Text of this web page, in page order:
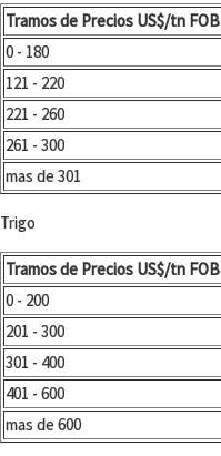
Tramos de Precios US$/tn FOB
0 - 180
121 - 220
221 - 260
261 - 300
mas de 301
Trigo
Tramos de Precios US$/tn FOB
0 - 200
201 - 300
301 - 400
401 - 600
mas de 600